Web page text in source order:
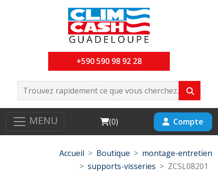
+590 590 98 92 28
MENU Cart
(0) Compte
Accueil Boutique
montage-entretien
supports-visseries
ZCSL08201